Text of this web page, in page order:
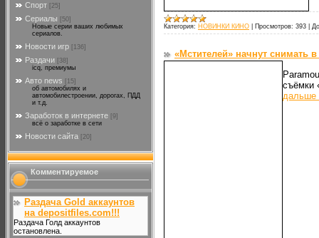
Спорт [25]
Сериалы
[50]
Новые серии ваших любимых
сериалов.
Новости игр [136]
Раздачи
[38]
icq, премиумы
Авто news
[15]
об автомобилях и
автомобилестроении, дорогах, ПДД
и т.д.
Заработок в интернете [9]
всё о заработке в сети
Новости сайта [20]
Комментируемое
Раздача Gold аккаунтов
на depositfiles.com!!!
Раздача Голд аккаунтов
остановлена.
Категория: НОВИНКИ КИНО Просмотров: 393
«Мстителей» начнут снимать
съёмки
дальше